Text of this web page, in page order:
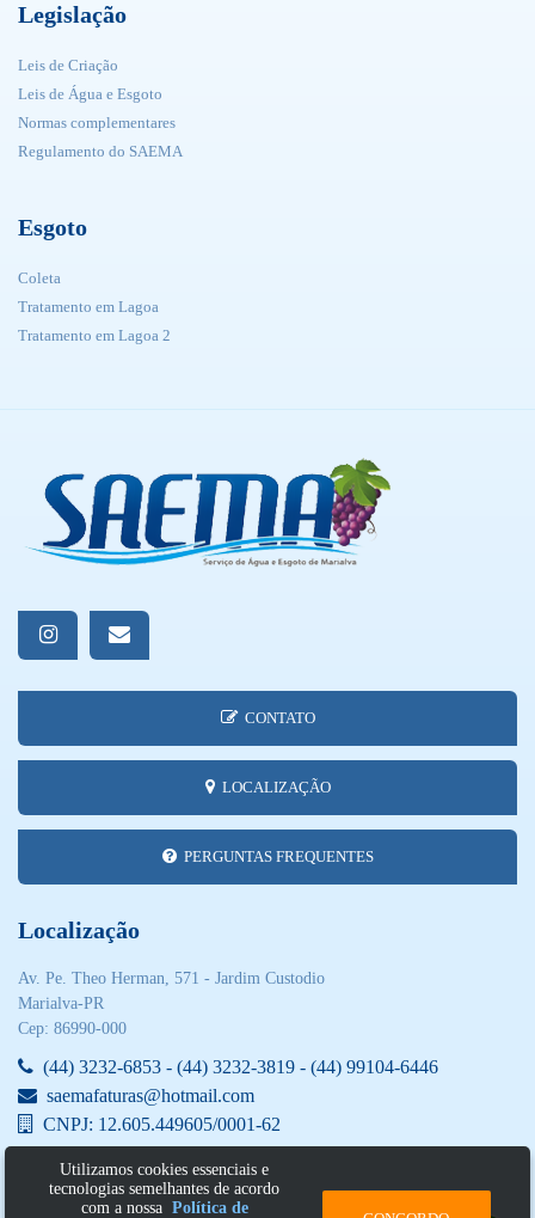
Legislação
Leis de Criação
Leis de Água e Esgoto
Normas complementares
Regulamento do SAEMA
Esgoto
Coleta
Tratamento em Lagoa
Tratamento em Lagoa 2
CONTATO
LOCALIZAÇÃO
PERGUNTAS FREQUENTES
Localização
Av. Pe. Theo Herman, 571 - Jardim Custodio
Marialva-PR
Cep: 86990-000
(44) 3232-6853 - (44) 3232-3819 - (44) 99104-6446
saemafaturas@hotmail.com
CNPJ: 12.605.449605/0001-62
Utilizamos cookies essenciais e
tecnologias semelhantes de acordo
com a nossa Política de